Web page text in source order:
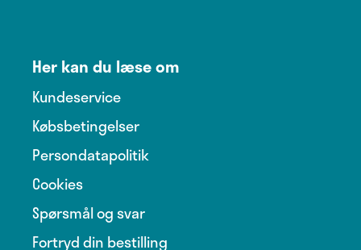
Her kan du læse om
Kundeservice
Købsbetingelser
Persondatapolitik
Cookies
Spørsmål og svar
Fortryd din bestilling